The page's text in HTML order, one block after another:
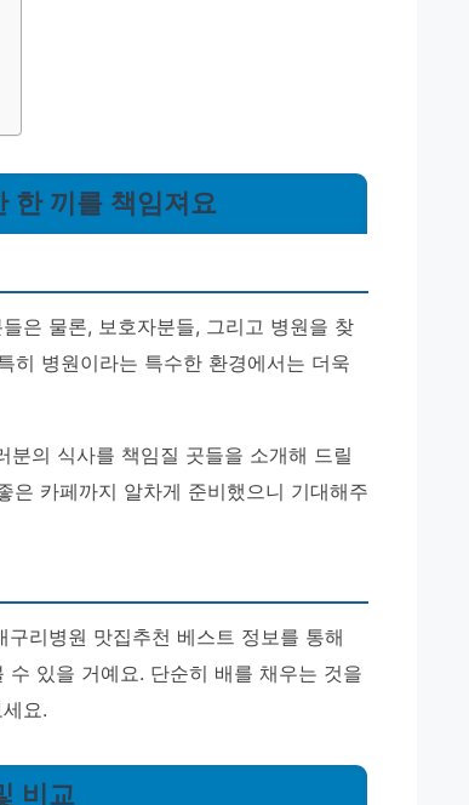
한 끼를 책임져요
은 물론, 보호자분들, 그리고 병원을 찾
히 병원이라는 특수한 환경에서는 더욱
분의 식사를 책임질 곳들을 소개해 드릴
은 카페까지 알차게 준비했으니 기대해주
리병원 맛집추천 베스트 정보를 통해
있을 거예요. 단순히 배를 채우는 것을
요.
비교